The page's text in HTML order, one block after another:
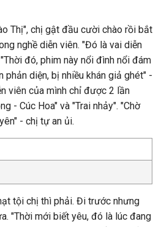
Thị", chị gật đầu cười chào rồi bắt
nghề diễn viên. "Đó là vai diễn
đó, phim này nổi đình nổi đám
diện, bị nhiều khán giả ghét" -
viên của mình chỉ được 2 lần
- Cúc Hoa" và "Trai nhảy". "Chờ
- chị tự an ủi.
tội chị thì phải. Đi trước nhưng
"Thời mới biết yêu, đó là lúc đang